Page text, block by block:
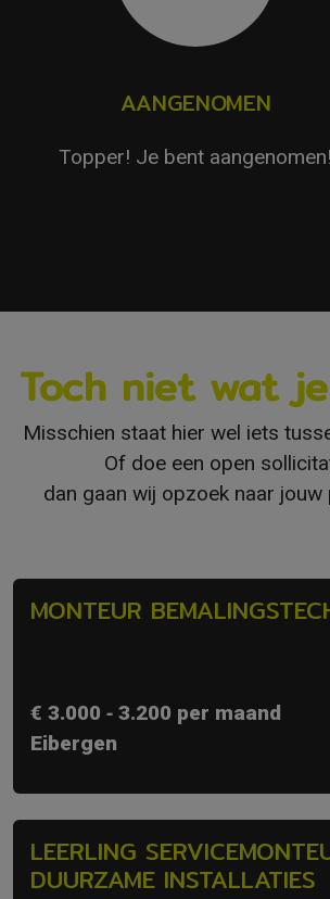
AANGENOMEN
Topper! Je bent aangenomen!
Toch niet wat
Misschien staat hier wel iets
Of doe een open
dan gaan wij opzoek naar jouw
MONTEUR
€ 3.000 ‐ 3.200 per maand
Eibergen
LEERLING
DUURZAME INSTALLATIES